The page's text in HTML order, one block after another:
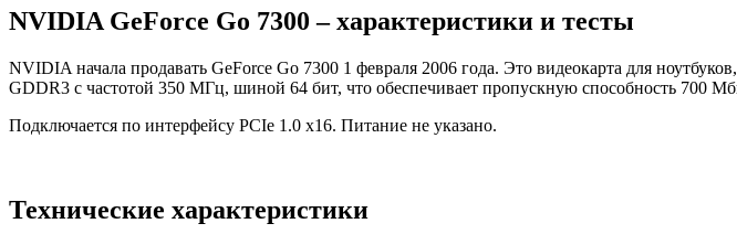
NVIDIA GeForce Go 7300 – характеристики и тесты
NVIDIA начала продавать GeForce Go 7300 1 февраля 2006 года. Это видеокарта для
GDDR3 с частотой 350 МГц, шиной 64 бит, что обеспечивает пропускную способность 700
Подключается по интерфейсу PCIe 1.0 x16. Питание не указано.
Технические характеристики